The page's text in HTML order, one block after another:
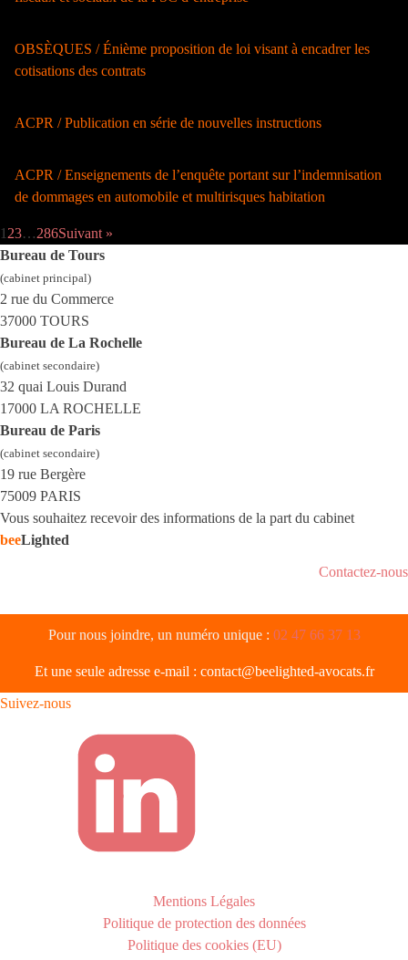
OBSÈQUES / Énième proposition de loi visant à encadrer les
cotisations des contrats
ACPR / Publication en série de nouvelles instructions
ACPR / Enseignements de l’enquête portant sur l’indemnisation
de dommages en automobile et multirisques habitation
123…286Suivant »
Bureau de Tours
(cabinet principal)
2 rue du Commerce
37000 TOURS
Bureau de La Rochelle
(cabinet secondaire)
32 quai Louis Durand
17000 LA ROCHELLE
Bureau de Paris
(cabinet secondaire)
19 rue Bergère
75009 PARIS
Vous souhaitez recevoir des informations de la part du cabinet
beeLighted
Contactez-nous
Pour nous joindre, un numéro unique : 02 47 66 37 13
Et une seule adresse e-mail : contact@beelighted-avocats.fr
Suivez-nous
Mentions Légales
Politique de protection des données
Politique des cookies (EU)